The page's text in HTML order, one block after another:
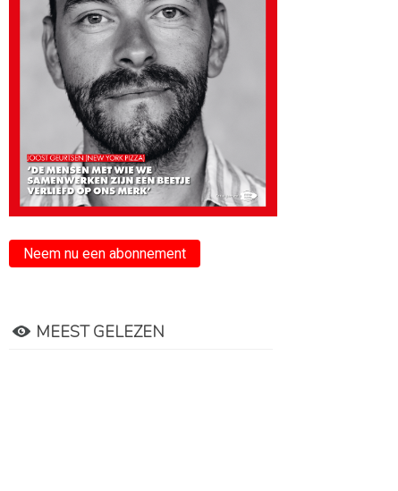
Neem nu een abonnement
MEEST GELEZEN